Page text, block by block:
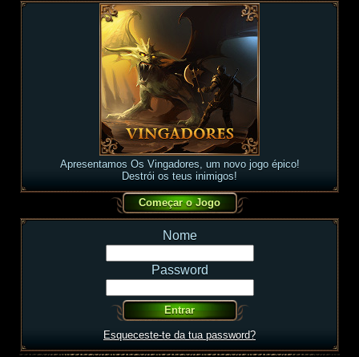
Apresentamos Os Vingadores, um novo jogo épico!
Destrói os teus inimigos!
Nome
Password
Esqueceste-te da tua password?